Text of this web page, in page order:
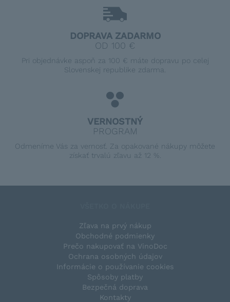
DOPRAVA ZADARMO
OD 100 €
Pri objednávke aspoň za 100 € máte dopravu po celej
Slovenskej republike zdarma.
VERNOSTNÝ
PROGRAM
Odmeníme Vás za vernosť. Za opakované nákupy môžete
získať trvalú zľavu až 12 %.
Zľava na prvý nákup
Obchodné podmienky
Prečo nakupovať na VinoDoc
Ochrana osobných údajov
Informácie o používanie cookies
Spôsoby platby
Bezpečná doprava
Kontakty